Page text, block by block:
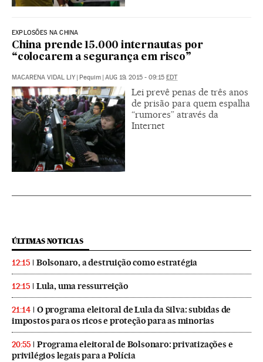
EXPLOSÕES NA CHINA
China prende 15.000 internautas por
“colocarem a segurança em risco”
MACARENA VIDAL LIY | Pequim | AUG 19, 2015 - 09:15 EDT
Lei prevê penas de três anos
de prisão para quem espalha
“rumores” através da
Internet
ÚLTIMAS NOTICIAS
12:15 Bolsonaro, a destruição como estratégia
12:15 Lula, uma ressurreição
21:14
O programa eleitoral de Lula da Silva: subidas de
impostos para os ricos e proteção para as minorias
20:55
Programa eleitoral de Bolsonaro: privatizações e
privilégios legais para a Polícia